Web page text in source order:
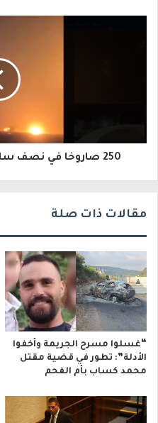
إ
250 صاروخا في نصف ساعة.. إيران تضرب إسرائيل
مقالات ذات صلة
“غسلوا مسرح الجريمة وأخفوا
الأدلة”: تطور في قضية مقتل
محمد كساب بأم الفحم